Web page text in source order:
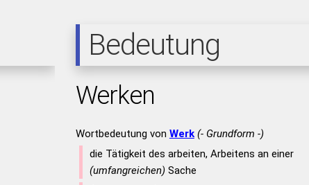
Bedeutung
Werken
Wortbedeutung von Werk (- Grundform -)
die Tätigkeit des arbeiten, Arbeitens an einer
(umfangreichen) Sache